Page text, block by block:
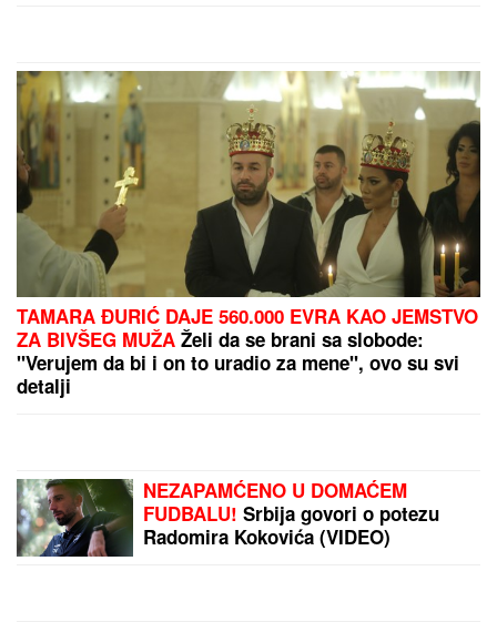
TAMARA ĐURIĆ DAJE 560.000 EVRA KAO JEMSTVO
ZA BIVŠEG MUŽA Želi da se brani sa slobode:
"Verujem da bi i on to uradio za mene", ovo su svi
detalji
NEZAPAMĆENO U DOMAĆEM
FUDBALU! Srbija govori o potezu
Radomira Kokovića (VIDEO)